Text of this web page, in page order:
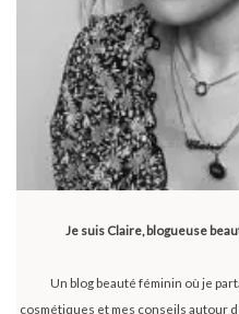
Je suis Claire, blogueuse
Un blog beauté féminin où je
cosmétiques et mes conseils autour